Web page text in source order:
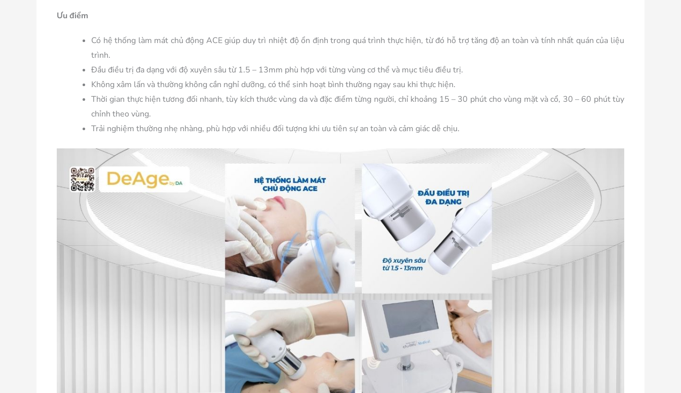
Ưu điểm
Có hệ thống làm mát chủ động ACE giúp duy trì nhiệt độ ổn định trong quá trình thực hiện, từ đó hỗ trợ tăng độ an toàn và tính nhất quán của liệu
trình.
Đầu điều trị đa dạng với độ xuyên sâu từ 1.5 – 13mm phù hợp với từng vùng cơ thể và mục tiêu điều trị.
Không xâm lấn và thường không cần nghỉ dưỡng, có thể sinh hoạt bình thường ngay sau khi thực hiện.
Thời gian thực hiện tương đối nhanh, tùy kích thước vùng da và đặc điểm từng người, chỉ khoảng 15 – 30 phút cho vùng mặt và cổ, 30 – 60 phút tùy
chỉnh theo vùng.
Trải nghiệm thường nhẹ nhàng, phù hợp với nhiều đối tượng khi ưu tiên sự an toàn và cảm giác dễ chịu.